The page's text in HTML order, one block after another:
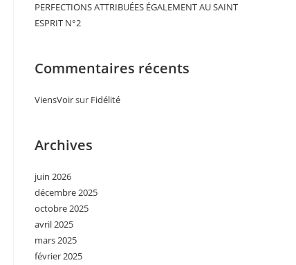
PERFECTIONS ATTRIBUÉES ÉGALEMENT AU SAINT
ESPRIT N°2
Commentaires récents
ViensVoirsur Fidélité
Archives
juin 2026
décembre 2025
octobre 2025
avril 2025
mars 2025
février 2025